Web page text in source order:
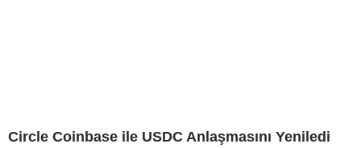
Circle Coinbase ile USDC Anlaşmasını Yeniledi